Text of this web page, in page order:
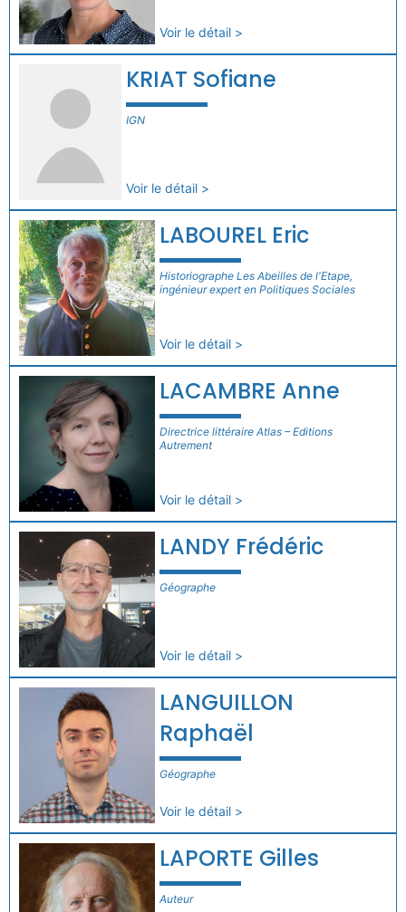
Voir le détail >
KRIAT Sofiane
IGN
Voir le détail >
LABOUREL Eric
Historiographe Les Abeilles de l'Etape,
ingénieur expert en Politiques Sociales
Voir le détail >
LACAMBRE Anne
Directrice littéraire Atlas – Editions
Autrement
Voir le détail >
LANDY Frédéric
Géographe
Voir le détail >
LANGUILLON
Raphaël
Géographe
Voir le détail >
LAPORTE Gilles
Auteur